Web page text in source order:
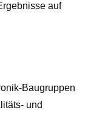
auf
Baugruppen
und